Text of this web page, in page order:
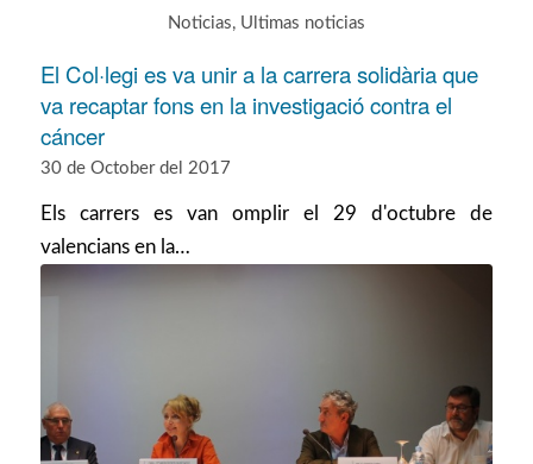
Noticias, Ultimas noticias
El Col·legi es va unir a la carrera solidària que
va recaptar fons en la investigació contra el
cáncer
30 de October del 2017
Els carrers es van omplir el 29 d'octubre de
valencians en la…